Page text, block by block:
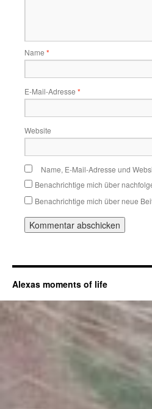
Name *
E-Mail-Adresse *
Website
Name, E-Mail-Adresse und
Benachrichtige mich über
Benachrichtige mich über neue
Alexas moments of life